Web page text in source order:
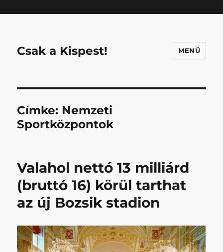
Csak a Kispest! MENÜ
Címke: Nemzeti
Sportközpontok
Valahol nettó 13 milliárd
(bruttó 16) körül tarthat
az új Bozsik stadion